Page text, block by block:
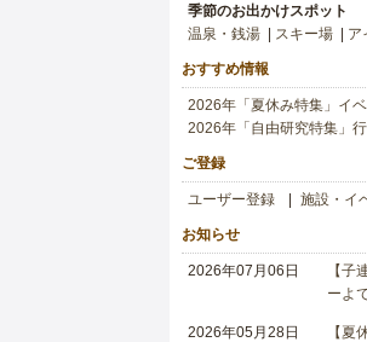
季節のお出かけスポット
温泉・銭湯
スキー場 ア
おすすめ情報
2026年「夏休み特集」イ
2026年「自由研究特集」
ご登録
ユーザー登録 施設・イ
お知らせ
2026年07月06日
【子
ーよ
2026年05月28日
【夏